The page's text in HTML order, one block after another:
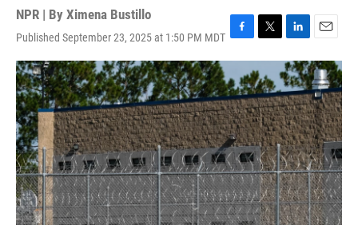
NPR | By Ximena Bustillo
Published September 23, 2025 at 1:50 PM MDT F
a
c
e
b
o
o
k
T
w
i
t
t
e
r
L
i
n
k
e
d
I
n
E
m
a
i
l